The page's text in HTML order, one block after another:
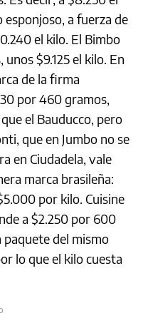
a fuerza de
el kilo. El Bimbo
$9.125 el kilo. En
de la firma
por 460 gramos,
el Bauducco, pero
que en Jumbo no se
en Ciudadela, vale
marca brasileña:
por kilo. Cuisine
a $2.250 por 600
paquete del mismo
lo que el kilo cuesta